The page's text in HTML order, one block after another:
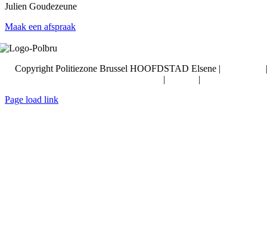
Julien Goudezeune
Maak een afspraak
Copyright Politiezone Brussel HOOFDSTAD Elsene |
|
| |
Page load link